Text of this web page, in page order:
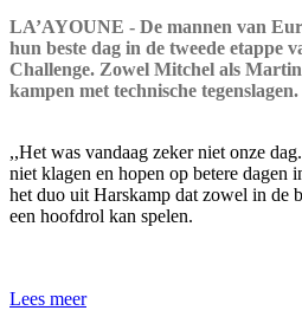
LA’AYOUNE - De mannen van
hun beste dag in de tweede etappe
Challenge. Zowel Mitchel als
kampen met technische tegenslagen.
,,Het was vandaag zeker niet onze
niet klagen en hopen op betere dagen
het duo uit Harskamp dat zowel in de
een hoofdrol kan spelen.
Lees meer